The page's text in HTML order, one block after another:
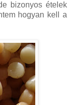
bizonyos ételek
hogyan kell a